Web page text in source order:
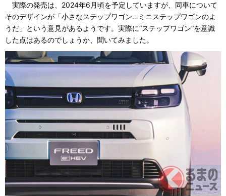
実際の発売は、2024年6月頃を予定していますが、同車について
そのデザインが「小さなステップワゴン…ミニステップワゴンのよ
うだ」という意見があるようです。実際に“ステップワゴン”を意識
した点はあるのでしょうか、聞いてみました。